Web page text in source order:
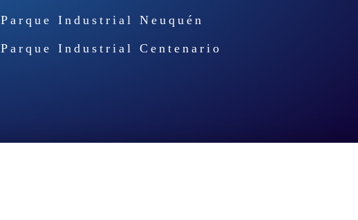
Parque Industrial Neuquén
Parque Industrial Centenario